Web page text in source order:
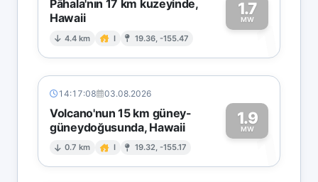
Pāhala'nın 17 km kuzeyinde,
Hawaii
4.4 km I 19.36, -155.47
1.7
MW1
14:17:08 03.08.2026
Volcano'nun 15 km güney-
güneydoğusunda, Hawaii
0.7 km I 19.32, -155.17
1.9
MW1